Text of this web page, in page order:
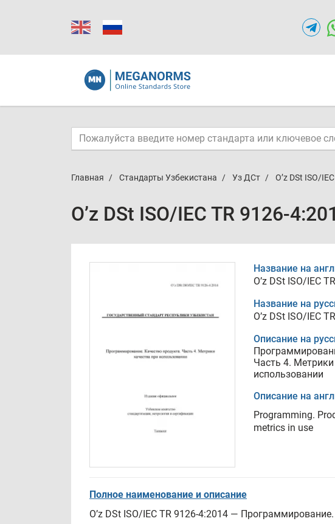
Главная Стандарты Узбекистана Уз ДСт O’z DSt ISO/
O’z DSt ISO/IEC TR 9126-
Название на
O’z DSt ISO/IEC
Название на
O’z DSt ISO/IEC
Описание на
Часть 4.
использовании
Описание на
Programming.
metrics in use
Полное наименование и описание
O’z DSt ISO/IEC TR 9126-4:2014 —